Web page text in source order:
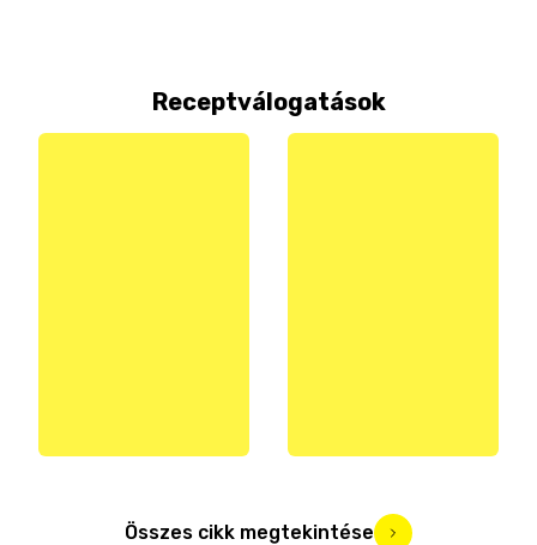
Receptválogatások
Összes cikk megtekintése